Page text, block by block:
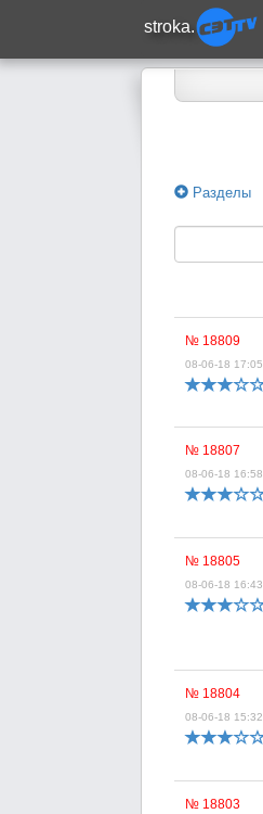
stroka.
Разделы
№ 18809
08-06-18 17:05
№ 18807
08-06-18 16:58
№ 18805
08-06-18 16:43
№ 18804
08-06-18 15:32
№ 18803